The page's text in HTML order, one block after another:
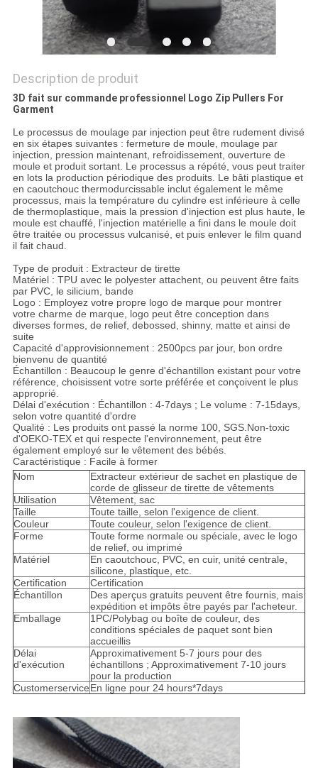
Description de produit
3D fait sur commande professionnel Logo Zip Pullers For
Garment
Le processus de moulage par injection peut être rudement divisé
en six étapes suivantes : fermeture de moule, moulage par
injection, pression maintenant, refroidissement, ouverture de
moule et produit sortant. Le processus a répété, vous peut traiter
en lots la production périodique des produits. Le bâti plastique et
en caoutchouc thermodurcissable inclut également le même
processus, mais la température du cylindre est inférieure à celle
de thermoplastique, mais la pression d'injection est plus haute, le
moule est chauffé, l'injection matérielle a fini dans le moule doit
être traitée ou processus vulcanisé, et puis enlever le film quand
il fait chaud.
Type de produit : Extracteur de tirette
Matériel : TPU avec le polyester attachent, ou peuvent être faits
par PVC, le silicium, bande
Logo : Employez votre propre logo de marque pour montrer
votre charme de marque, logo peut être conception dans
diverses formes, de relief, debossed, shinny, matte et ainsi de
suite
Capacité d'approvisionnement : 2500pcs par jour, bon ordre
bienvenu de quantité
Échantillon : Beaucoup le genre d'échantillon existant pour votre
référence, choisissent votre sorte préférée et conçoivent le plus
approprié.
Délai d'exécution : Échantillon : 4-7days ; Le volume : 7-15days,
selon votre quantité d'ordre
Qualité : Les produits ont passé la norme 100, SGS.Non-toxic
d'OEKO-TEX et qui respecte l'environnement, peut être
également employé sur le vêtement des bébés.
Caractéristique : Facile à former
Nom
Extracteur extérieur de sachet en plastique de
corde de glisseur de tirette de vêtements
Utilisation
Vêtement, sac
Taille
Toute taille, selon l'exigence de client.
Couleur
Toute couleur, selon l'exigence de client.
Forme
Toute forme normale ou spéciale, avec le logo
de relief, ou imprimé
Matériel
En caoutchouc, PVC, en cuir, unité centrale,
silicone, plastique, etc.
Certification
Certification
Échantillon
Des aperçus gratuits peuvent être fournis, mais
expédition et impôts être payés par l'acheteur.
Emballage
1PC/Polybag ou boîte de couleur, des
conditions spéciales de paquet sont bien
accueillis
Délai
d'exécution
Approximativement 5-7 jours pour des
échantillons ; Approximativement 7-10 jours
pour la production
CustomerserviceEn ligne pour 24 hours*7days